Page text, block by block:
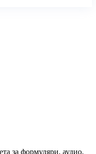
за формуляри, аудио,